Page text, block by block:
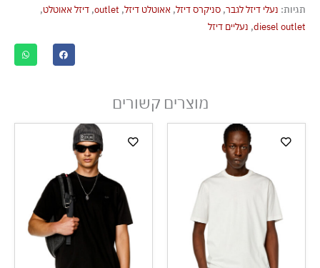
תגיות: נעלי דיזל לגבר, סניקרס דיזל, אאוטלט דיזל,
outlet
, דיזל אאוטלט,
diesel outlet
, נעליים דיזל
מוצרים קשורים